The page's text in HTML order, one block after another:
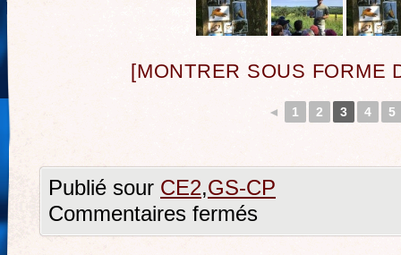
[MONTRER SOUS FORME
◄ 1 2 3 4 5
Publié sour CE2,GS-CP
Commentaires fermés